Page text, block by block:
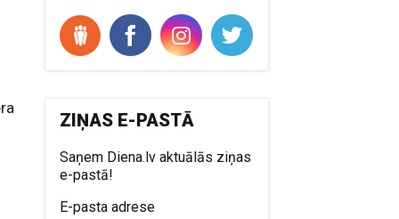
ZIŅAS E-PASTĀ
Saņem Diena.lv aktuālās ziņas
e-pastā!
E-pasta adrese